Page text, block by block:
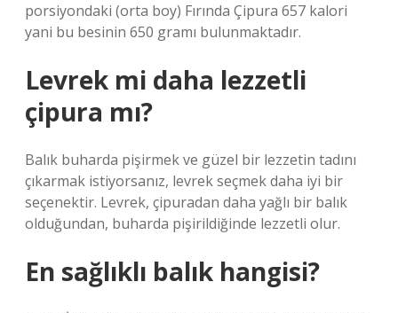
porsiyondaki (orta boy) Fırında Çipura 657 kalori
yani bu besinin 650 gramı bulunmaktadır.
Levrek mi daha lezzetli
çipura mı?
Balık buharda pişirmek ve güzel bir lezzetin tadını
çıkarmak istiyorsanız, levrek seçmek daha iyi bir
seçenektir. Levrek, çipuradan daha yağlı bir balık
olduğundan, buharda pişirildiğinde lezzetli olur.
En sağlıklı balık hangisi?